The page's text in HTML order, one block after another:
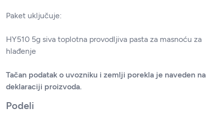
Paket uključuje:
HY510 5g siva toplotna provodljiva pasta za masnoću za
hlađenje
Tačan podatak o uvozniku i zemlji porekla je naveden na
deklaraciji proizvoda.
Podeli